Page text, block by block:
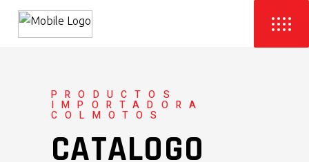
PRODUCTOS
IMPORTADORA
COLMOTOS
CATALOGO